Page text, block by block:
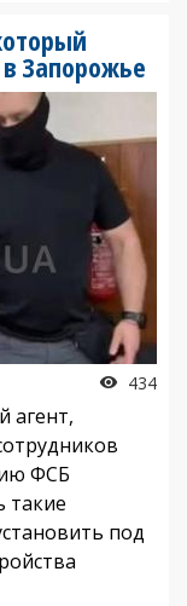
Запорожье
434
агент,
ФСБ
такие
под